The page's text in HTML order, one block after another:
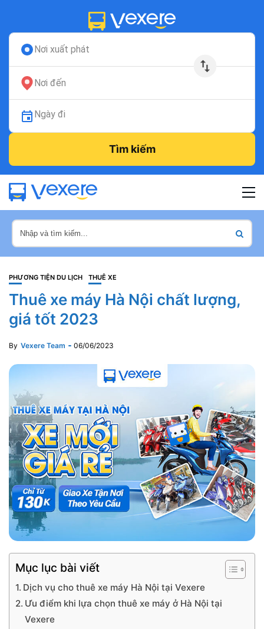
Nơi xuất phát
Nơi đến
Ngày đi
Tìm kiếm
PHƯƠNG TIỆN DU LỊCH THUÊ XE
Thuê xe máy Hà Nội chất lượng,
giá tốt 2023
By Vexere Team 06/06/2023
Mục lục bài viết
Dịch vụ cho thuê xe máy Hà Nội tại Vexere
Ưu điểm khi lựa chọn thuê xe máy ở Hà Nội tại
Vexere